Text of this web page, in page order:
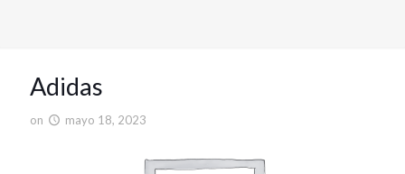
Adidas
on mayo 18, 2023